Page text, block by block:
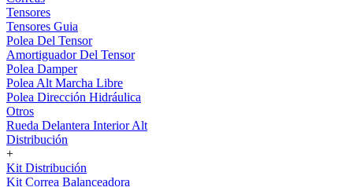
Tensores
Tensores Guia
Polea Del Tensor
Amortiguador Del Tensor
Polea Damper
Polea Alt Marcha Libre
Polea Dirección Hidráulica
Otros
Rueda Delantera Interior Alt
Distribución
+
Kit Distribución
Kit Correa Balanceadora